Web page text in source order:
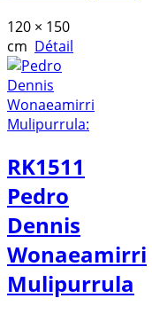
120 × 150
cm Détail
RK1511
Pedro
Dennis
Wonaeamirri
Mulipurrula